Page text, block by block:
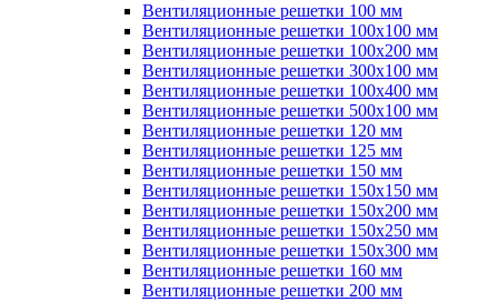
Вентиляционные решетки 100 мм
Вентиляционные решетки 100х100 мм
Вентиляционные решетки 100х200 мм
Вентиляционные решетки 300х100 мм
Вентиляционные решетки 100х400 мм
Вентиляционные решетки 500х100 мм
Вентиляционные решетки 120 мм
Вентиляционные решетки 125 мм
Вентиляционные решетки 150 мм
Вентиляционные решетки 150х150 мм
Вентиляционные решетки 150х200 мм
Вентиляционные решетки 150х250 мм
Вентиляционные решетки 150х300 мм
Вентиляционные решетки 160 мм
Вентиляционные решетки 200 мм